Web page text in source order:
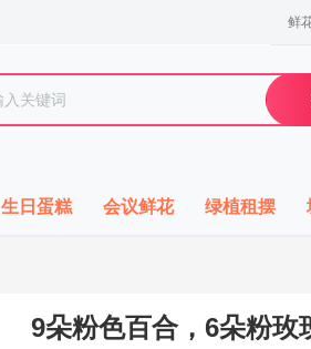
鲜
生日蛋糕 会议鲜花 绿植租摆
9朵粉色百合，6朵粉玫